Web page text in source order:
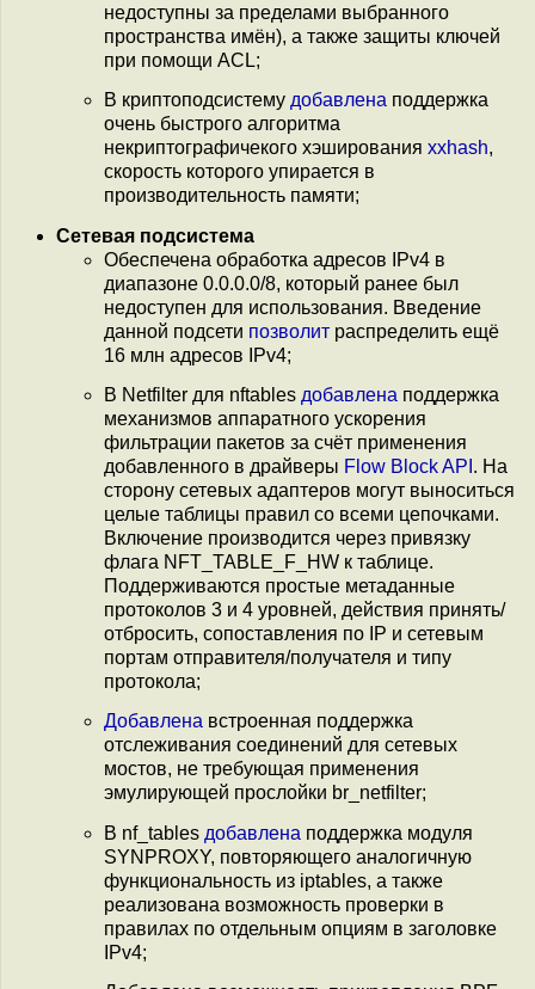
недоступны за пределами выбранного
пространства имён), а также защиты ключей
при помощи ACL;
В криптоподсистему добавлена поддержка
очень быстрого алгоритма
некриптографичекого хэширования xxhash,
скорость которого упирается в
производительность памяти;
Сетевая подсистема
Обеспечена обработка адресов IPv4 в
диапазоне 0.0.0.0/8, который ранее был
недоступен для использования. Введение
данной подсети позволит распределить ещё
16 млн адресов IPv4;
В Netfilter для nftables добавлена поддержка
механизмов аппаратного ускорения
фильтрации пакетов за счёт применения
добавленного в драйверы Flow Block API . На
сторону сетевых адаптеров могут выноситься
целые таблицы правил со всеми цепочками.
Включение производится через привязку
флага NFT_TABLE_F_HW к таблице.
Поддерживаются простые метаданные
протоколов 3 и 4 уровней, действия принять/
отбросить, сопоставления по IP и сетевым
портам отправителя/получателя и типу
протокола;
Добавлена встроенная поддержка
отслеживания соединений для сетевых
мостов, не требующая применения
эмулирующей прослойки br_netfilter;
В nf_tables добавлена поддержка модуля
SYNPROXY, повторяющего аналогичную
функциональность из iptables, а также
реализована возможность проверки в
правилах по отдельным опциям в заголовке
IPv4;